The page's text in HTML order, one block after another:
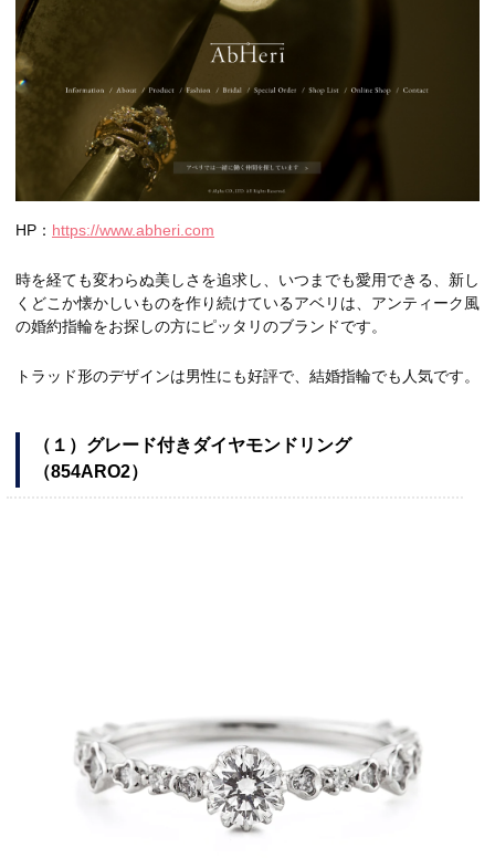
HP： https://www.abheri.com
時を経ても変わらぬ美しさを追求し、いつまでも愛用できる、新し
くどこか懐かしいものを作り続けているアベリは、アンティーク風
の婚約指輪をお探しの方にピッタリのブランドです。
トラッド形のデザインは男性にも好評で、結婚指輪でも人気です。
（１）グレード付きダイヤモンドリング
（854ARO2）